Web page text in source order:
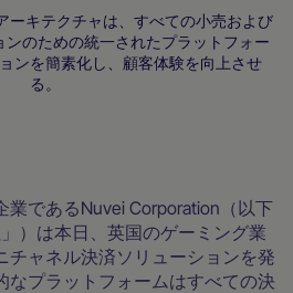
ーキテクチャは、すべての小売および
のための統一されたプラットフォー
ンを簡素化し、顧客体験を向上させ
る。
業であるNuvei Corporation（以下
）は本日、英国のゲーミング業
チャネル決済ソリューションを発
なプラットフォームはすべての決